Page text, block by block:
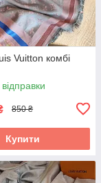
Vuitton комбі
850 ₴
Купити